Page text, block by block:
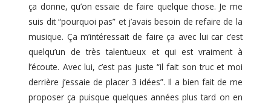
ça donne, qu’on essaie de faire quelque chose. Je me
suis dit “pourquoi pas” et j’avais besoin de refaire de la
musique. Ça m’intéressait de faire ça avec lui car c’est
quelqu’un de très talentueux et qui est vraiment à
l’écoute. Avec lui, c’est pas juste “il fait son truc et moi
derrière j’essaie de placer 3 idées”. Il a bien fait de me
proposer ça puisque quelques années plus tard on en